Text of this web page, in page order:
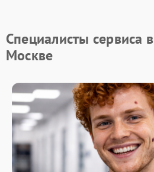
Специалисты сервиса в
Москве